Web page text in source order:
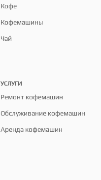
Кофе
Кофемашины
Чай
УСЛУГИ
Ремонт кофемашин
Обслуживание кофемашин
Аренда кофемашин